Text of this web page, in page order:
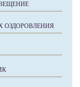
ОЗДОРОВЛЕНИЯ